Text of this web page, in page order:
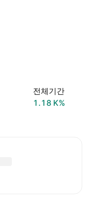
전체기간
‪1.18 K‬%